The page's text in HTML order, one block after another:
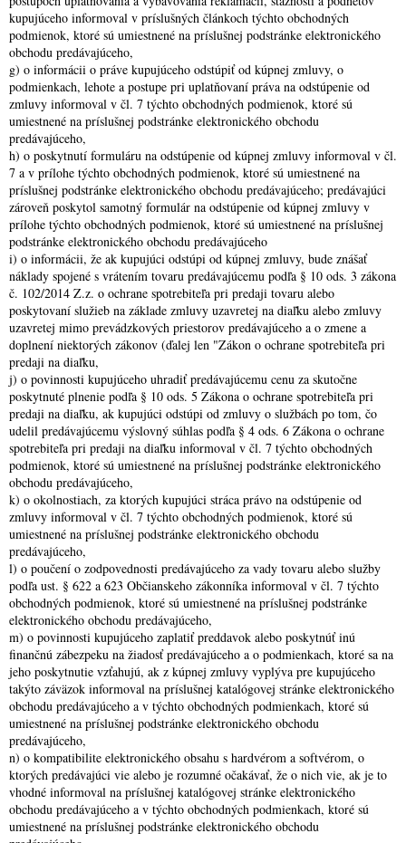
kupujúceho informoval v príslušných článkoch týchto obchodných
podmienok, ktoré sú umiestnené na príslušnej podstránke elektronického
obchodu predávajúceho,
g) o informácii o práve kupujúceho odstúpiť od kúpnej zmluvy, o
podmienkach, lehote a postupe pri uplatňovaní práva na odstúpenie od
zmluvy informoval v čl. 7 týchto obchodných podmienok, ktoré sú
umiestnené na príslušnej podstránke elektronického obchodu
predávajúceho,
h) o poskytnutí formuláru na odstúpenie od kúpnej zmluvy informoval v čl.
7 a v prílohe týchto obchodných podmienok, ktoré sú umiestnené na
príslušnej podstránke elektronického obchodu predávajúceho; predávajúci
zároveň poskytol samotný formulár na odstúpenie od kúpnej zmluvy v
prílohe týchto obchodných podmienok, ktoré sú umiestnené na príslušnej
podstránke elektronického obchodu predávajúceho
i) o informácii, že ak kupujúci odstúpi od kúpnej zmluvy, bude znášať
náklady spojené s vrátením tovaru predávajúcemu podľa § 10 ods. 3 zákona
č. 102/2014 Z.z. o ochrane spotrebiteľa pri predaji tovaru alebo
poskytovaní služieb na základe zmluvy uzavretej na diaľku alebo zmluvy
uzavretej mimo prevádzkových priestorov predávajúceho a o zmene a
doplnení niektorých zákonov (ďalej len "Zákon o ochrane spotrebiteľa pri
predaji na diaľku,
j) o povinnosti kupujúceho uhradiť predávajúcemu cenu za skutočne
poskytnuté plnenie podľa § 10 ods. 5 Zákona o ochrane spotrebiteľa pri
predaji na diaľku, ak kupujúci odstúpi od zmluvy o službách po tom, čo
udelil predávajúcemu výslovný súhlas podľa § 4 ods. 6 Zákona o ochrane
spotrebiteľa pri predaji na diaľku informoval v čl. 7 týchto obchodných
podmienok, ktoré sú umiestnené na príslušnej podstránke elektronického
obchodu predávajúceho,
k) o okolnostiach, za ktorých kupujúci stráca právo na odstúpenie od
zmluvy informoval v čl. 7 týchto obchodných podmienok, ktoré sú
umiestnené na príslušnej podstránke elektronického obchodu
predávajúceho,
l) o poučení o zodpovednosti predávajúceho za vady tovaru alebo služby
podľa ust. § 622 a 623 Občianskeho zákonníka informoval v čl. 7 týchto
obchodných podmienok, ktoré sú umiestnené na príslušnej podstránke
elektronického obchodu predávajúceho,
m) o povinnosti kupujúceho zaplatiť preddavok alebo poskytnúť inú
finančnú zábezpeku na žiadosť predávajúceho a o podmienkach, ktoré sa na
jeho poskytnutie vzťahujú, ak z kúpnej zmluvy vyplýva pre kupujúceho
takýto záväzok informoval na príslušnej katalógovej stránke elektronického
obchodu predávajúceho a v týchto obchodných podmienkach, ktoré sú
umiestnené na príslušnej podstránke elektronického obchodu
predávajúceho,
n) o kompatibilite elektronického obsahu s hardvérom a softvérom, o
ktorých predávajúci vie alebo je rozumné očakávať, že o nich vie, ak je to
vhodné informoval na príslušnej katalógovej stránke elektronického
obchodu predávajúceho a v týchto obchodných podmienkach, ktoré sú
umiestnené na príslušnej podstránke elektronického obchodu